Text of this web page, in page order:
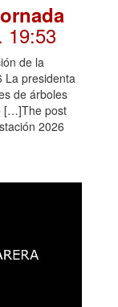
. 19:53
de la
La presidenta
de árboles
[…]The post
2026